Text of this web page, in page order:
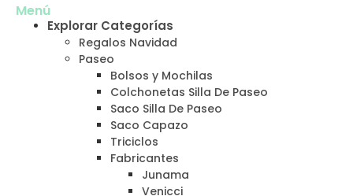
Menú
Explorar Categorías
Regalos Navidad
Paseo
Bolsos y Mochilas
Colchonetas Silla De Paseo
Saco Silla De Paseo
Saco Capazo
Triciclos
Fabricantes
Junama
Venicci